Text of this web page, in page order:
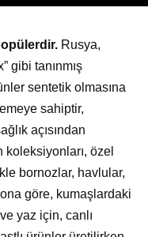
Rusya,
gibi tanınmış
sentetik olmasına
sahiptir,
açısından
özel
bornozlar, havlular,
göre, kumaşlardaki
yaz için, canlı